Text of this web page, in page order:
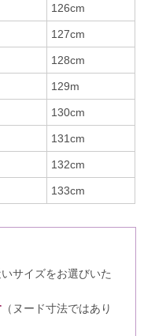
126cm
127cm
128cm
129m
130cm
131cm
132cm
133cm
サイズをお選びいた
（ヌード寸法ではあり